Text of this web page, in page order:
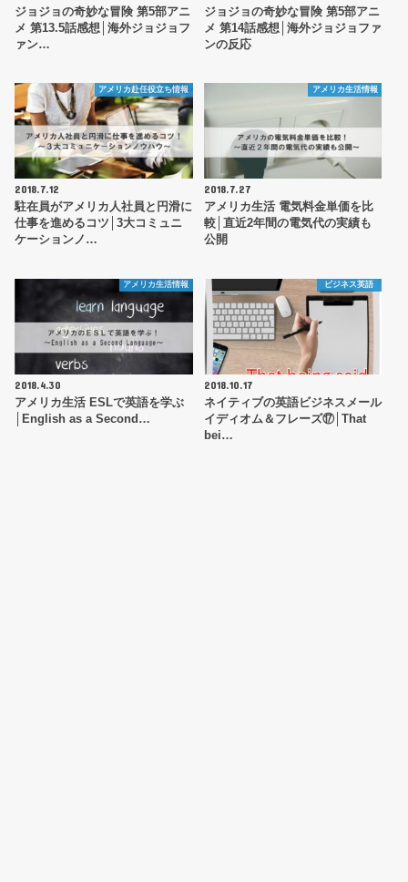
ジョジョの奇妙な冒険 第5部アニ
メ 第13.5話感想│海外ジョジョフ
ァン…
ジョジョの奇妙な冒険 第5部アニ
メ 第14話感想│海外ジョジョファ
ンの反応
アメリカ赴任役立ち情報
2018.7.12
駐在員がアメリカ人社員と円滑に
仕事を進めるコツ│3大コミュニ
ケーションノ…
アメリカ生活情報
2018.7.27
アメリカ生活 電気料金単価を比
較│直近2年間の電気代の実績も
公開
アメリカ生活情報
2018.4.30
アメリカ生活 ESLで英語を学ぶ
│English as a Second…
ビジネス英語
2018.10.17
ネイティブの英語ビジネスメール
イディオム＆フレーズ⑰│That
bei…